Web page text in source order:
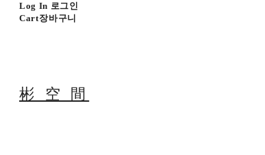
Log In 로그인
Cart장바구니
彬 空 間